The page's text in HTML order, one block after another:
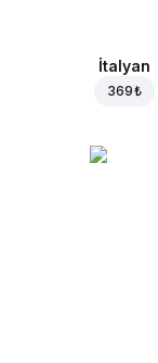
İtalyan
369 ₺